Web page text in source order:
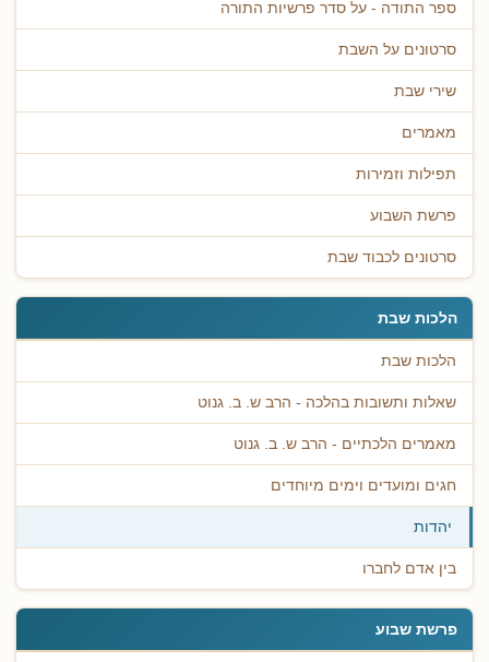
ספר התודה - על סדר פרשיות התורה
סרטונים על השבת
שירי שבת
מאמרים
תפילות וזמירות
פרשת השבוע
סרטונים לכבוד שבת
הלכות שבת
הלכות שבת
שאלות ותשובות בהלכה - הרב ש. ב. גנוט
מאמרים הלכתיים - הרב ש. ב. גנוט
חגים ומועדים וימים מיוחדים
יהדות
בין אדם לחברו
פרשת שבוע